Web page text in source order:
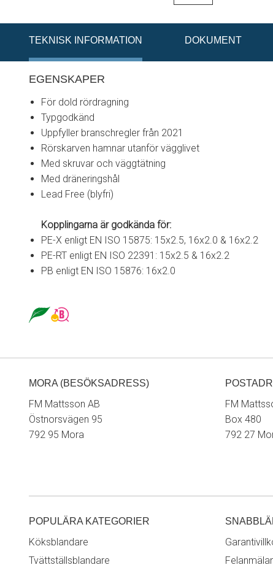
TEKNISK INFORMATION DOKUMENT
EGENSKAPER
För dold rördragning
Typgodkänd
Uppfyller branschregler från 2021
Rörskarven hamnar utanför vägglivet
Med skruvar och väggtätning
Med dräneringshål
Lead Free (blyfri)
Kopplingarna är godkända för:
PE-X enligt EN ISO 15875: 15x2.5, 16x2.0 & 16x2.2
PE-RT enligt EN ISO 22391: 15x2.5 & 16x2.2
PB enligt EN ISO 15876: 16x2.0
MORA (BESÖKSADRESS)
FM Mattsson AB
Östnorsvägen 95
792 95 Mora
FM
Box 480
792 27
POPULÄRA KATEGORIER
Köksblandare
Tvättställsblandare